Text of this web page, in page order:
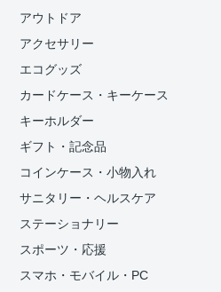
アウトドア
アクセサリー
エコグッズ
カードケース・キーケース
キーホルダー
ギフト・記念品
コインケース・小物入れ
サニタリー・ヘルスケア
ステーショナリー
スポーツ・応援
スマホ・モバイル・PC